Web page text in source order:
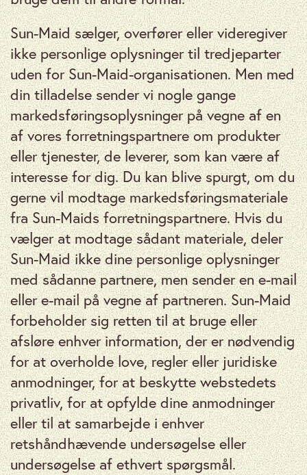
Sun-Maid sælger, overfører eller videregiver
ikke personlige oplysninger til tredjeparter
uden for Sun-Maid-organisationen. Men med
din tilladelse sender vi nogle gange
markedsføringsoplysninger på vegne af en
af ​​vores forretningspartnere om produkter
eller tjenester, de leverer, som kan være af
interesse for dig. Du kan blive spurgt, om du
gerne vil modtage markedsføringsmateriale
fra Sun-Maids forretningspartnere. Hvis du
vælger at modtage sådant materiale, deler
Sun-Maid ikke dine personlige oplysninger
med sådanne partnere, men sender en e-mail
eller e-mail på vegne af partneren. Sun-Maid
forbeholder sig retten til at bruge eller
afsløre enhver information, der er nødvendig
for at overholde love, regler eller juridiske
anmodninger, for at beskytte webstedets
privatliv, for at opfylde dine anmodninger
eller til at samarbejde i enhver
retshåndhævende undersøgelse eller
undersøgelse af ethvert spørgsmål.